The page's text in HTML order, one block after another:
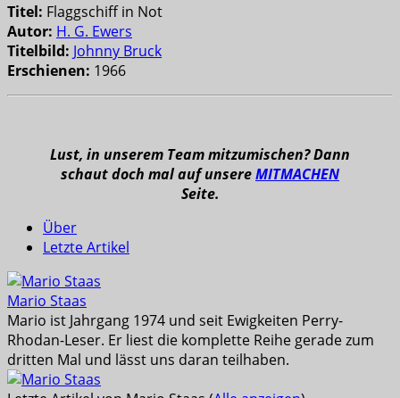
Titel: Flaggschiff in Not
Autor: H. G. Ewers
Titelbild: Johnny Bruck
Erschienen: 1966
Lust, in unserem Team mitzumischen? Dann
schaut doch mal auf unsereMITMACHEN
Seite.
Über
Letzte Artikel
Mario Staas
Mario ist Jahrgang 1974 und seit Ewigkeiten Perry-
Rhodan-Leser. Er liest die komplette Reihe gerade zum
dritten Mal und lässt uns daran teilhaben.